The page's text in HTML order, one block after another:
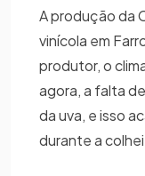
A produção da
vinícola em
produtor, o
agora, a falta
da uva, e isso
durante a